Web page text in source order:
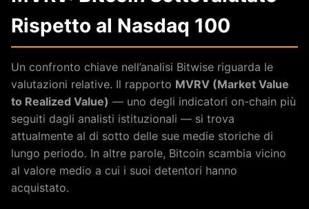
Rispetto al Nasdaq 100
Un confronto chiave nell’analisi Bitwise riguarda le
valutazioni relative. Il rapporto MVRV (Market Value
to Realized Value) — uno degli indicatori on-chain più
seguiti dagli analisti istituzionali — si trova
attualmente al di sotto delle sue medie storiche di
lungo periodo. In altre parole, Bitcoin scambia vicino
al valore medio a cui i suoi detentori hanno
acquistato.